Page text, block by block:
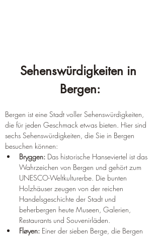
Sehenswürdigkeiten in
Bergen:
Bergen ist eine Stadt voller Sehenswürdigkeiten,
die für jeden Geschmack etwas bieten. Hier sind
sechs Sehenswürdigkeiten, die Sie in Bergen
besuchen können:
Bryggen: Das historische Hanseviertel ist das
Wahrzeichen von Bergen und gehört zum
UNESCO-Weltkulturerbe. Die bunten
Holzhäuser zeugen von der reichen
Handelsgeschichte der Stadt und
beherbergen heute Museen, Galerien,
Restaurants und Souvenirläden.
Fløyen: Einer der sieben Berge, die Bergen